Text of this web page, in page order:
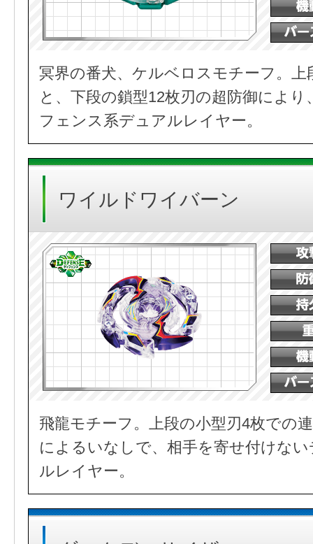
冥界の番犬、ケルベロスモチーフ。上
と、下段の鎖型12枚刃の超防御によ
フェンス系デュアルレイヤー。
ワイルドワイバーン
飛龍モチーフ。上段の小型刃4枚での
によるいなしで、相手を寄せ付けな
ルレイヤー。